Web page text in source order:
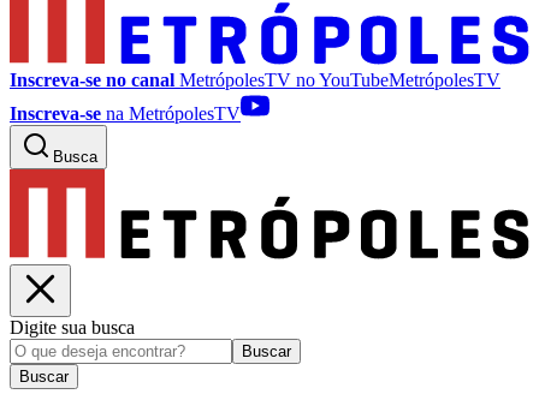
Inscreva-se no canal MetrópolesTV noYouTubeMetrópolesTV
Inscreva-se na MetrópolesTV
Busca
Digite sua busca
Buscar
Buscar